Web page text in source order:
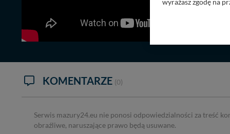
KOMENTARZE (0)
Serwis mazury24.eu nie ponosi odpowiedzialności za treść
obraźliwe, naruszające prawo będą usuwane.
wyrażasz zgodę na
Wyjątkiem jest
informacji
przypadkach nie